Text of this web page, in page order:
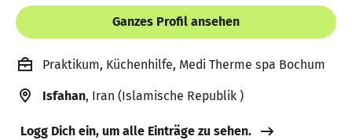
Ganzes Profil ansehen
Praktikum, Küchenhilfe, Medi Therme spa Bochum
Isfahan, Iran (Islamische Republik )
Logg Dich ein, um alle Einträge zu sehen.